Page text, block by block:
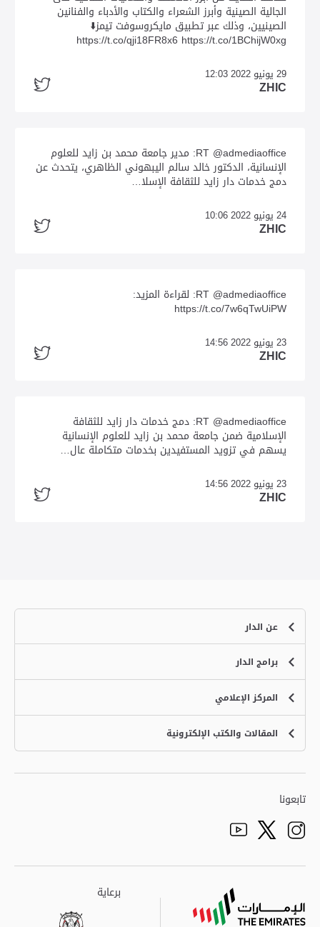
الجالية الصينية وأبرز الشعراء والكتاب والأدباء والفنانين
الصينيين، وذلك عبر تطبيق مايكروسوفت تيمز⬇️
https://t.co/qji18FR8x6 https://t.co/1BChijW0xg
29 يونيو 2022 12:03
ZHIC
RT @admediaoffice: مدير جامعة محمد بن زايد للعلوم
الإنسانية، الدكتور خالد سالم اليبهوني الظاهري، يتحدث عن
دمج خدمات دار زايد للثقافة الإسلا…
24 يونيو 2022 10:06
ZHIC
RT @admediaoffice: لقراءة المزيد:
https://t.co/7w6qTwUiPW
23 يونيو 2022 14:56
ZHIC
RT @admediaoffice: دمج خدمات دار زايد للثقافة
الإسلامية ضمن جامعة محمد بن زايد للعلوم الإنسانية
يسهم في تزويد المستفيدين بخدمات متكاملة عال…
23 يونيو 2022 14:56
ZHIC
عن الدار
الخدمات
نبذة عن الدار
برامج الدار
برنامج الثقافة الإسلامية
برنامج تعليم القرآن الكريم
المركز الإعلامي
الفعالياتالمقالات والكتب الإلكترونية
الكتب الإلكترونية
المقالات
تابعونا
https://www.instagram.com/zhic_uae/
https://twitter.com/zhic_uae
channel/UCtA24hVEY4GpRxz1AYxxcog/
برعاية